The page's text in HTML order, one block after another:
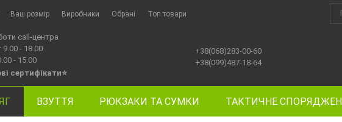
Ваш розмір Виробники Обрані Топ товари
call-центра
9.00 - 18.00
- 15.00
сертифікати⭐
+38(068)283-00-60
+38(099)487-18-64
ВЗУТТЯ РЮКЗАКИ ТА СУМКИ ТАКТИЧНЕ